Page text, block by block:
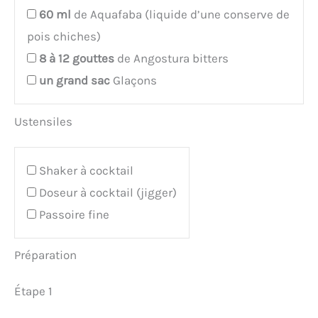
60 ml de Aquafaba (liquide d’une conserve de
pois chiches)
8 à 12 gouttes de Angostura bitters
un grand sac Glaçons
Ustensiles
Shaker à cocktail
Doseur à cocktail (jigger)
Passoire fine
Préparation
Étape 1